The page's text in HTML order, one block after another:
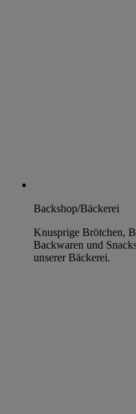
Backshop/Bäckerei
Knusprige Brötchen,
Backwaren und
unserer Bäckerei.